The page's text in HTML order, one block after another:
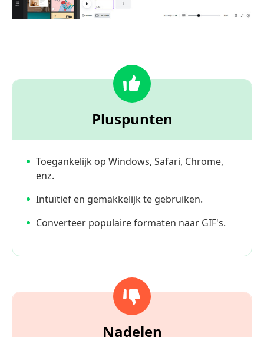
Pluspunten
Toegankelijk op Windows, Safari, Chrome,
enz.
Intuïtief en gemakkelijk te gebruiken.
Converteer populaire formaten naar GIF's.
Nadelen